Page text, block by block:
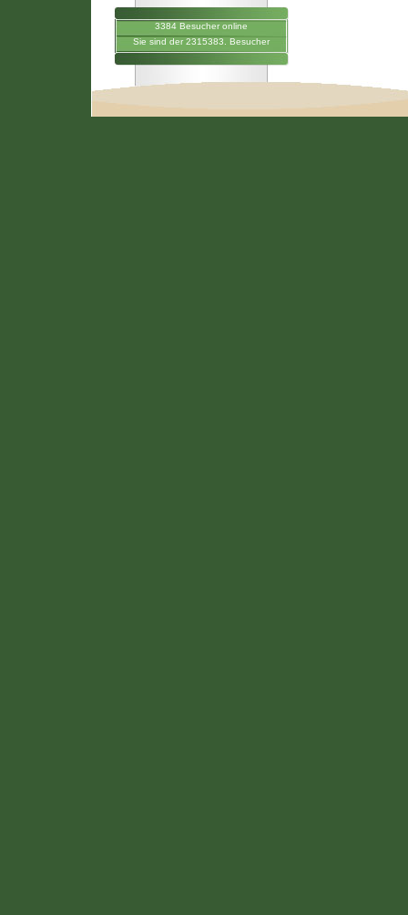
3384 Besucher online
Sie sind der 2315383. Besucher